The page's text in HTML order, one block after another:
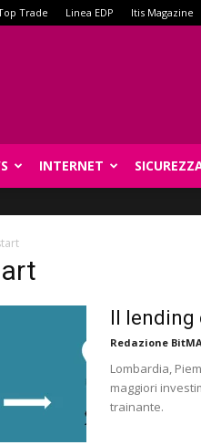
Trade Linea EDP Itis Magazine
INTERNET
Il
Redazione
Lombardia,
maggiori
trainante.